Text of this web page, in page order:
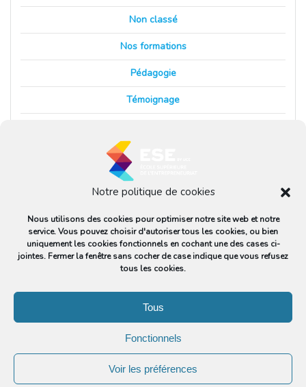
Notre politique de cookies
Nous utilisons des cookies pour optimiser notre site web et notre
service. Vous pouvez choisir d'autoriser tous les cookies, ou bien
uniquement les cookies fonctionnels en cochant une des cases ci-
jointes. Fermer la fenêtre sans cocher de case indique que vous refusez
tous les cookies.
Tous
Fonctionnels
Voir les préférences
Non classé
Nos formations
Pédagogie
Témoignage
Ecole Supérieure de l'Entrepreneuriat
© 2026 Ecole Supérieure de l'Entrepreneuriat
La certification professionnelle Entrepreneur de la TPE RNCP42154